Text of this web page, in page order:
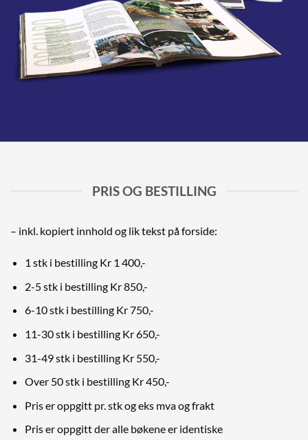
PRIS OG BESTILLING
– inkl. kopiert innhold og lik tekst på forside:
1 stk i bestilling Kr 1 400,-
2-5 stk i bestilling Kr 850,-
6-10 stk i bestilling Kr 750,-
11-30 stk i bestilling Kr 650,-
31-49 stk i bestilling Kr 550,-
Over 50 stk i bestilling Kr 450,-
Pris er oppgitt pr. stk og eks mva og frakt
Pris er oppgitt der alle bøkene er identiske